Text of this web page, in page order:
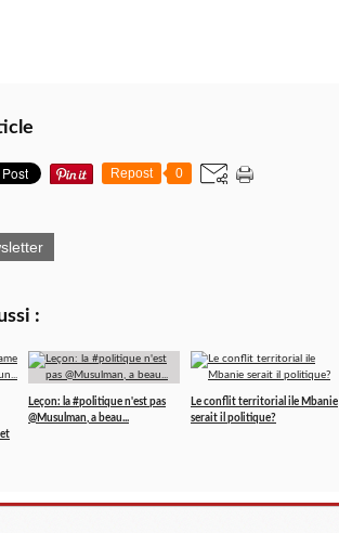
Repost 0
:
Leçon: la #politique n'est pas
@Musulman, a beau...
Le conflit territorial ile Mbanie
serait il politique?